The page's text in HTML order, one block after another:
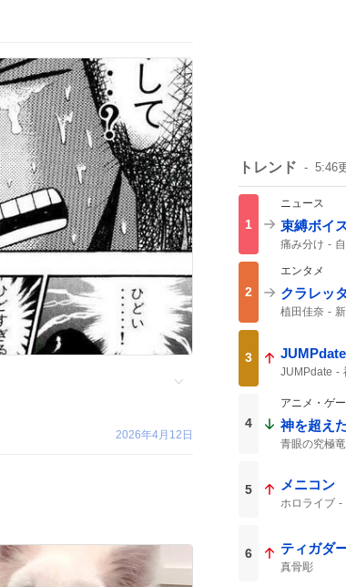
2026年4月12日
トレンド 5:46
1
ニュース
束縛ボイ
痛み分け
2
エンタメ
クラレッタ
植田佳奈
3
JUMPdate
4
アニメ・ゲ
神を超え
青眼の究極竜
5 メニコン
ホロライブ
6 ティガダ
真骨彫